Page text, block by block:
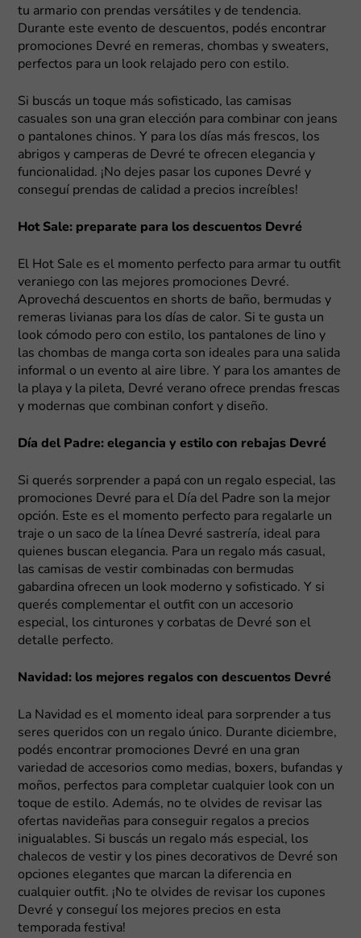
tu armario con prendas versátiles y de tendencia.
Durante este evento de descuentos, podés encontrar
promociones Devré en remeras, chombas y sweaters,
perfectos para un look relajado pero con estilo.
Si buscás un toque más sofisticado, las camisas
casuales son una gran elección para combinar con jeans
o pantalones chinos. Y para los días más frescos, los
abrigos y camperas de Devré te ofrecen elegancia y
funcionalidad. ¡No dejes pasar los cupones Devré y
conseguí prendas de calidad a precios increíbles!
Hot Sale: preparate para los descuentos Devré
El Hot Sale es el momento perfecto para armar tu outfit
veraniego con las mejores promociones Devré.
Aprovechá descuentos en shorts de baño, bermudas y
remeras livianas para los días de calor. Si te gusta un
look cómodo pero con estilo, los pantalones de lino y
las chombas de manga corta son ideales para una salida
informal o un evento al aire libre. Y para los amantes de
la playa y la pileta, Devré verano ofrece prendas frescas
y modernas que combinan confort y diseño.
Día del Padre: elegancia y estilo con rebajas Devré
Si querés sorprender a papá con un regalo especial, las
promociones Devré para el Día del Padre son la mejor
opción. Este es el momento perfecto para regalarle un
traje o un saco de la línea Devré sastrería, ideal para
quienes buscan elegancia. Para un regalo más casual,
las camisas de vestir combinadas con bermudas
gabardina ofrecen un look moderno y sofisticado. Y si
querés complementar el outfit con un accesorio
especial, los cinturones y corbatas de Devré son el
detalle perfecto.
Navidad: los mejores regalos con descuentos Devré
La Navidad es el momento ideal para sorprender a tus
seres queridos con un regalo único. Durante diciembre,
podés encontrar promociones Devré en una gran
variedad de accesorios como medias, boxers, bufandas y
moños, perfectos para completar cualquier look con un
toque de estilo. Además, no te olvides de revisar las
ofertas navideñas para conseguir regalos a precios
inigualables. Si buscás un regalo más especial, los
chalecos de vestir y los pines decorativos de Devré son
opciones elegantes que marcan la diferencia en
cualquier outfit. ¡No te olvides de revisar los cupones
Devré y conseguí los mejores precios en esta
temporada festiva!